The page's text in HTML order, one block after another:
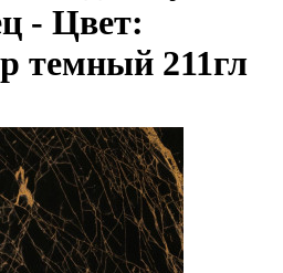
- Цвет:
темный 211гл